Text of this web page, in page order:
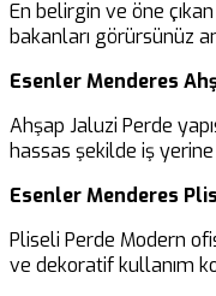
En belirgin ve öne
bakanları görürsünüz
Esenler Menderes
Ahşap Jaluzi Perde
hassas şekilde iş
Esenler Menderes
Pliseli Perde Modern
ve dekoratif kullanım